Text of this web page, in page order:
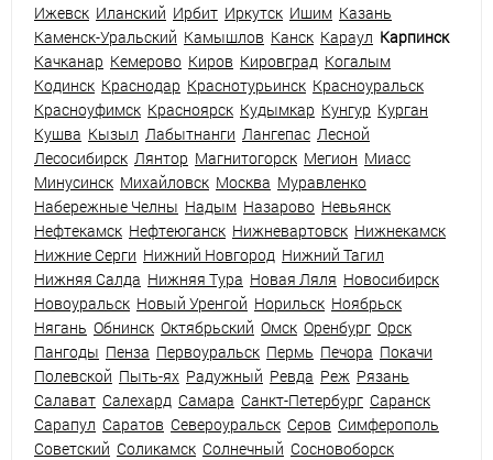
Ижевск Иланский Ирбит Иркутск Ишим Казань
Каменск-Уральский Камышлов Канск Караул Карпинск
Качканар Кемерово Киров Кировград Когалым
Кодинск Краснодар Краснотурьинск Красноуральск
Красноуфимск Красноярск Кудымкар Кунгур Курган
Кушва Кызыл Лабытнанги Лангепас Лесной
Лесосибирск Лянтор Магнитогорск Мегион Миасс
Минусинск Михайловск Москва Муравленко
Набережные Челны Надым Назарово Невьянск
Нефтекамск Нефтеюганск Нижневартовск Нижнекамск
Нижние Серги Нижний Новгород Нижний Тагил
Нижняя Салда Нижняя Тура Новая Ляля Новосибирск
Новоуральск Новый Уренгой Норильск Ноябрьск
Нягань Обнинск Октябрьский Омск Оренбург Орск
Пангоды Пенза Первоуральск Пермь Печора Покачи
Полевской Пыть-ях Радужный Ревда Реж Рязань
Салават Салехард Самара Санкт-Петербург Саранск
Сарапул Саратов Североуральск Серов Симферополь
Советский Соликамск Солнечный Сосновоборск